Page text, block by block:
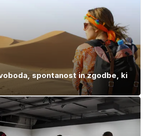
spontanost in zgodbe, ki